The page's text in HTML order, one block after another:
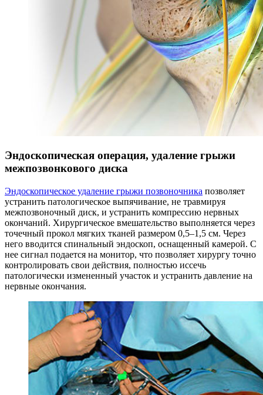
Эндоскопическая операция, удаление грыжи
межпозвонкового диска
Эндоскопическое удаление грыжи позвоночника позволяет
устранить патологическое выпячивание, не травмируя
межпозвоночный диск, и устранить компрессию нервных
окончаний. Хирургическое вмешательство выполняется через
точечный прокол мягких тканей размером 0,5–1,5 см. Через
него вводится спинальный эндоскоп, оснащенный камерой. С
нее сигнал подается на монитор, что позволяет хирургу точно
контролировать свои действия, полностью иссечь
патологически измененный участок и устранить давление на
нервные окончания.